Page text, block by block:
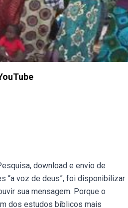
download e envio de
“a voz de deus”, foi disponibilizar
sua mensagem. Porque o
dos estudos bíblicos mais